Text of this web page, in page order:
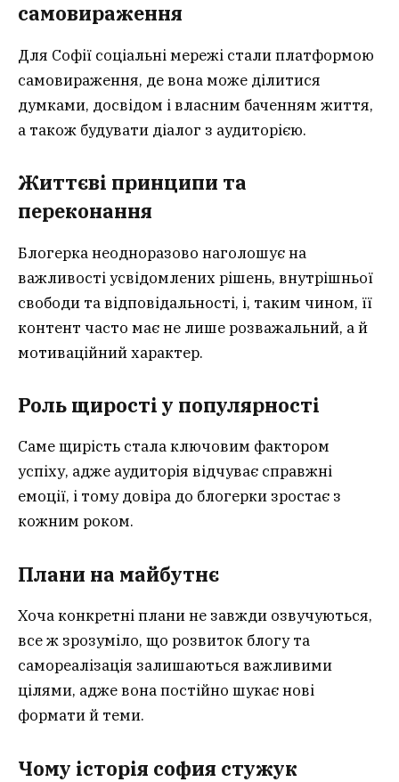
самовираження
Для Софії соціальні мережі стали платформою
самовираження, де вона може ділитися
думками, досвідом і власним баченням життя,
а також будувати діалог з аудиторією.
Життєві принципи та
переконання
Блогерка неодноразово наголошує на
важливості усвідомлених рішень, внутрішньої
свободи та відповідальності, і, таким чином, її
контент часто має не лише розважальний, а й
мотиваційний характер.
Роль щирості у популярності
Саме щирість стала ключовим фактором
успіху, адже аудиторія відчуває справжні
емоції, і тому довіра до блогерки зростає з
кожним роком.
Плани на майбутнє
Хоча конкретні плани не завжди озвучуються,
все ж зрозуміло, що розвиток блогу та
самореалізація залишаються важливими
цілями, адже вона постійно шукає нові
формати й теми.
Чому історія софия стужук